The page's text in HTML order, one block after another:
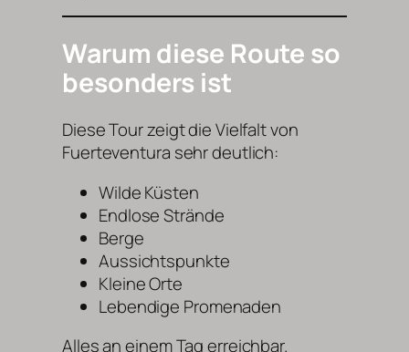
Warum diese Route so
besonders ist
Diese Tour zeigt die Vielfalt von
Fuerteventura sehr deutlich:
Wilde Küsten
Endlose Strände
Berge
Aussichtspunkte
Kleine Orte
Lebendige Promenaden
Alles an einem Tag erreichbar.